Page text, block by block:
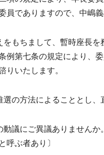
でありますので、中嶋
もちまして、暫時座長を
第七条の規定により、委
いたします。
の方法によることとし、
議にご異議ありませんか。
ぶ者あり〕